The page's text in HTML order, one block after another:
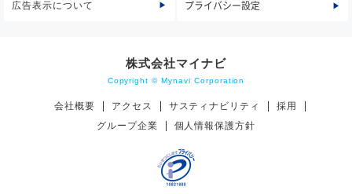
広告表示について プライバシー設定
株式会社マイナビ
Copyright © Mynavi Corporation
会社概要 アクセス サスティナビリティ
採用
グループ企業
個人情報保護方針